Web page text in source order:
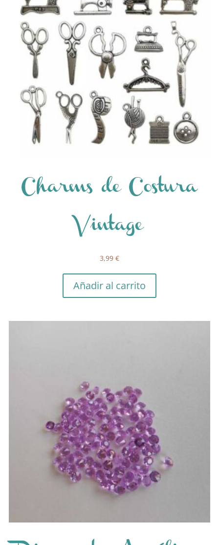
Charms de Costura
Vintage
3,99 €
Añadir al carrito